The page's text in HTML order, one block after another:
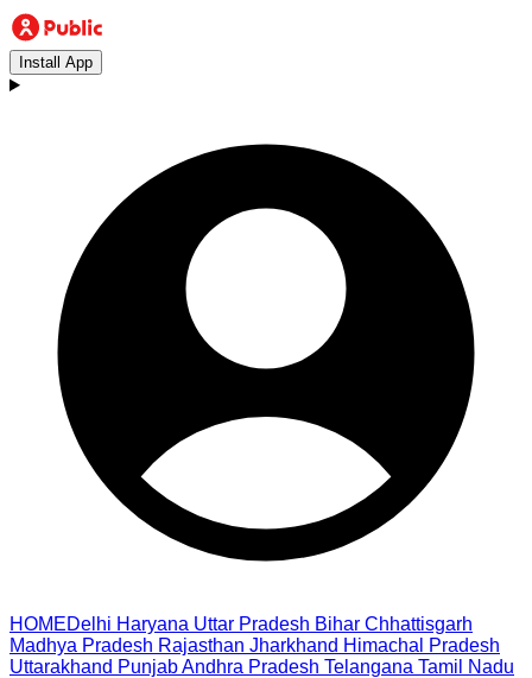
Install App
HOMEDelhi Haryana Uttar Pradesh Bihar Chhattisgarh
Madhya Pradesh Rajasthan Jharkhand Himachal Pradesh
Uttarakhand PunjabAndhra Pradesh Telangana Tamil Nadu